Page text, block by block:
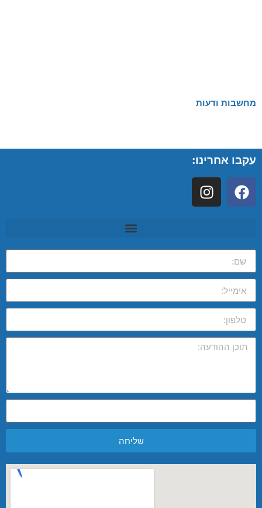
מחשבות ודעות
עקבו אחרינו:
שליחה